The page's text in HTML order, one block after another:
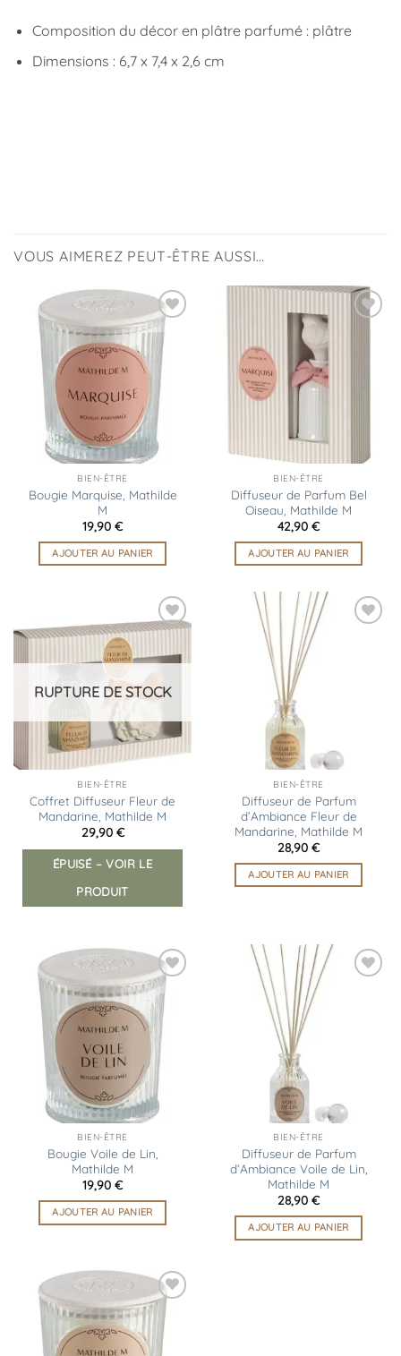
Composition du décor en plâtre parfumé : plâtre
Dimensions : 6,7 x 7,4 x 2,6 cm
VOUS AIMEREZ PEUT-ÊTRE AUSSI…
Ajouter
à la
liste
d’envies
BIEN-ÊTRE
Bougie Marquise, Mathilde
M
19,90 €
AJOUTER AU PANIER
BIEN-ÊTRE
Diffuseur de Parfum Bel
Oiseau, Mathilde M
42,90 €
AJOUTER AU PANIER
liste
d’envies
RUPTURE DE STOCK
BIEN-ÊTRE
Coffret Diffuseur Fleur de
Mandarine, Mathilde M
29,90 €
ÉPUISÉ – VOIR LE
PRODUIT
BIEN-ÊTRE
Diffuseur de Parfum
d’Ambiance Fleur de
Mandarine, Mathilde M
28,90 €
AJOUTER AU PANIER
Ajouter
à la
liste
d’envies
BIEN-ÊTRE
Bougie Voile de Lin,
Mathilde M
19,90 €
AJOUTER AU PANIER
BIEN-ÊTRE
Diffuseur de Parfum
d’Ambiance Voile de Lin,
Mathilde M
28,90 €
AJOUTER AU PANIER
Ajouter
à la
liste
d’envies